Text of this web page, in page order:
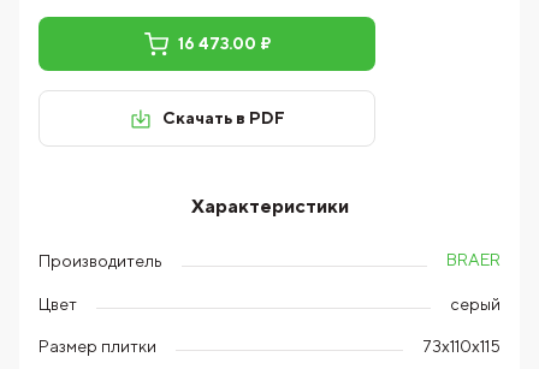
16 473.00 ₽
Скачать в PDF
Характеристики
Производитель BRAER
Цвет серый
Размер плитки 73х110х115